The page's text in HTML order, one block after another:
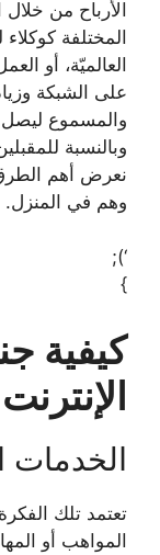
الأرباح من
المختلفة
العالميّة، أو
على الشبكة
والمسموع ليصل
وبالنسبة
نعرض أهم
وهم في المنزل.
‘);
}
كيفية
الإنترنت
الخدمات
تعتمد تلك
المواهب أو